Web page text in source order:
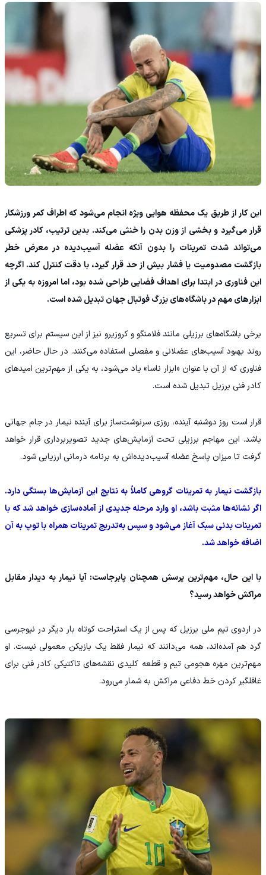
این کار از طریق یک محفظه هوایی ویژه انجام می‌شود که اطراف کمر ورزشکار
قرار می‌گیرد و بخشی از وزن بدن را خنثی می‌کند. بدین ترتیب، کادر پزشکی
می‌تواند شدت تمرینات را بدون آنکه عضله آسیب‌دیده در معرض خطر
بازگشت مصدومیت یا فشار بیش از حد قرار گیرد، با دقت کنترل کند. اگرچه
این فناوری در ابتدا برای اهداف فضایی طراحی شده بود، اما امروزه به یکی از
ابزارهای مهم در باشگاه‌های بزرگ فوتبال جهان تبدیل شده است.
برخی باشگاه‌های برزیلی مانند فلامنگو و کروزیرو نیز از این سیستم برای تسریع
روند بهبود آسیب‌های عضلانی و مفصلی استفاده می‌کنند. در حال حاضر، این
فناوری که از آن با عنوان «ابزار ناسا» یاد می‌شود، به یکی از مهم‌ترین امیدهای
کادر فنی برزیل تبدیل شده است.
قرار است روز دوشنبه آینده، روزی سرنوشت‌ساز برای آینده نیمار در جام جهانی
باشد. این مهاجم برزیلی تحت آزمایش‌های جدید تصویربرداری قرار خواهد
گرفت تا میزان پاسخ عضله آسیب‌دیده‌اش به برنامه درمانی ارزیابی شود.
بازگشت نیمار به تمرینات گروهی کاملاً به نتایج این آزمایش‌ها بستگی دارد.
اگر نشانه‌ها مثبت باشد، او وارد مرحله جدیدی از آماده‌سازی خواهد شد که با
تمرینات بدنی سبک آغاز می‌شود و سپس به‌تدریج تمرینات همراه با توپ به آن
اضافه خواهد شد.
با این حال، مهم‌ترین پرسش همچنان پابرجاست: آیا نیمار به دیدار مقابل
مراکش خواهد رسید؟
در اردوی تیم ملی برزیل که پس از یک استراحت کوتاه بار دیگر در نیوجرسی
گرد هم آمده‌اند، همه می‌دانند که نیمار فقط یک بازیکن معمولی نیست. او
مهم‌ترین مهره هجومی تیم و قطعه کلیدی نقشه‌های تاکتیکی کادر فنی برای
غافلگیر کردن خط دفاعی مراکش به شمار می‌رود.